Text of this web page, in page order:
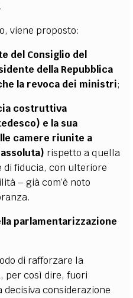
viene proposto:
del Consiglio del
della Repubblica
la revoca dei ministri;
costruttiva
e la sua
camere riunite a
rispetto a quella
di fiducia, con ulteriore
– già com’è noto
parlamentarizzazione
di rafforzare la
per così dire, fuori
considerazione